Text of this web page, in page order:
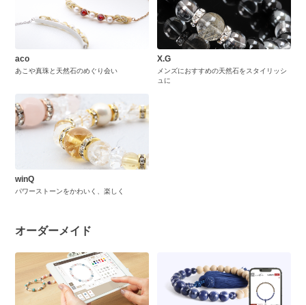
aco
あこや真珠と天然石のめぐり会い
X.G
メンズにおすすめの天然石をスタイリッシ
ュに
winQ
パワーストーンをかわいく、楽しく
オーダーメイド